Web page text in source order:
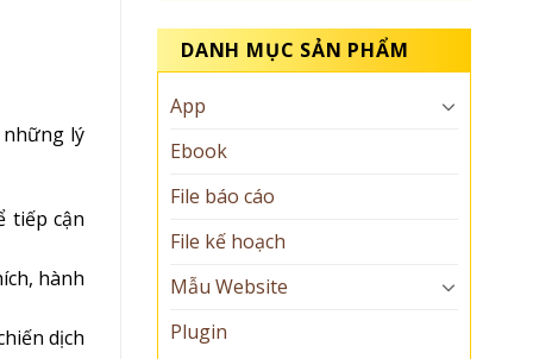
những lý
tiếp cận
hành
dịch
DANH MỤC SẢN PHẨM
App
Ebook
File báo cáo
File kế hoạch
Mẫu Website
Plugin